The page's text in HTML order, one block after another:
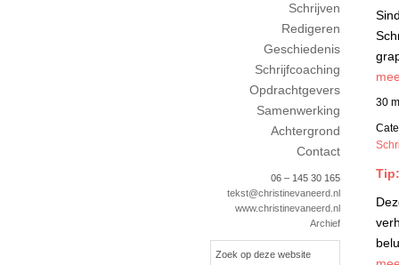
30
Schrijven
Redigeren
Geschiedenis
Schrijfcoaching
Opdrachtgevers
Samenwerking
Achtergrond
Contact
06 – 145 30 165
tekst@christinevaneerd.nl
www.christinevaneerd.nl
Archief